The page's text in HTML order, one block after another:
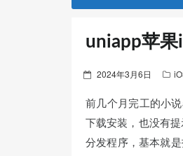
uniapp苹果
Posted
2024年3月6日
前几个月完工的小
下载安装，也没有
分发程序，基本就